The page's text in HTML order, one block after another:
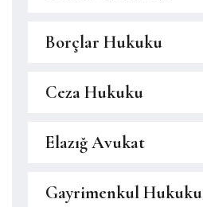
Borçlar Hukuku
Ceza Hukuku
Elazığ Avukat
Gayrimenkul Hukuku